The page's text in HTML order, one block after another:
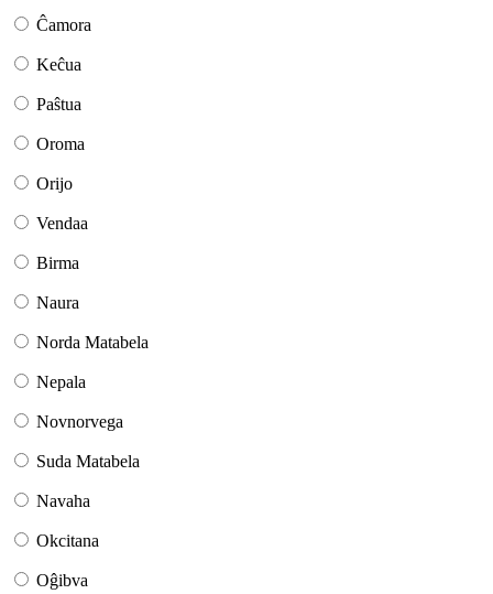
Ĉamora
Keĉua
Paŝtua
Oroma
Orijo
Vendaa
Birma
Naura
Norda Matabela
Nepala
Novnorvega
Suda Matabela
Navaha
Okcitana
Oĝibva